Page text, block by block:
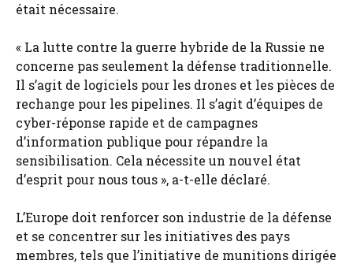
était nécessaire.
« La lutte contre la guerre hybride de la Russie ne
concerne pas seulement la défense traditionnelle.
Il s’agit de logiciels pour les drones et les pièces de
rechange pour les pipelines. Il s’agit d’équipes de
cyber-réponse rapide et de campagnes
d’information publique pour répandre la
sensibilisation. Cela nécessite un nouvel état
d’esprit pour nous tous », a-t-elle déclaré.
L’Europe doit renforcer son industrie de la défense
et se concentrer sur les initiatives des pays
membres, tels que l’initiative de munitions dirigée